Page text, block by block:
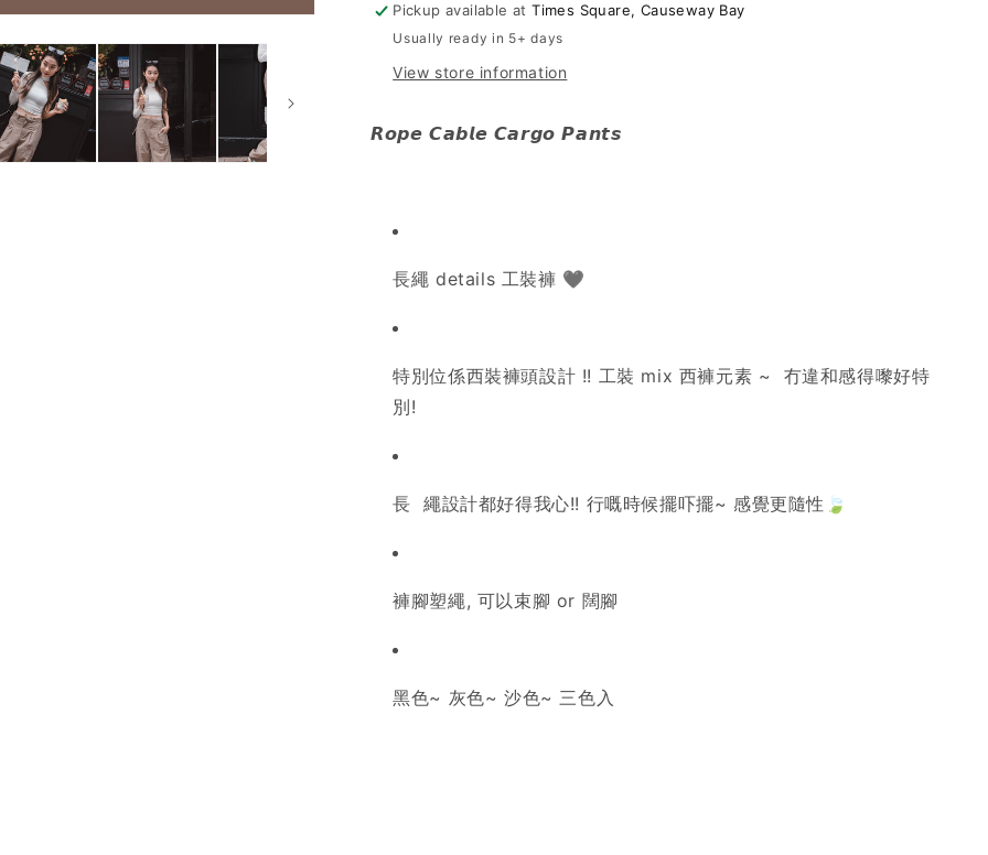
褲
]
Rope
Pants
褲
]
Rope
Pants
Pickup available atTimes Square, Causeway Bay
Usually ready in 5+ days
View store information
𝙍𝙤𝙥𝙚 𝘾𝙖𝙗𝙡𝙚 𝘾𝙖𝙧𝙜𝙤 𝙋𝙖𝙣𝙩𝙨
長繩 details 工裝褲 🖤
特別位係西裝褲頭設計 !! 工裝 mix 西褲元素 ~ 冇違和感得嚟好特
別!
長 繩設計都好得我心!! 行嘅時候擺吓擺~ 感覺更隨性 🍃
褲腳塑繩, 可以束腳 or 闊腳
黑色~ 灰色~ 沙色~ 三色入